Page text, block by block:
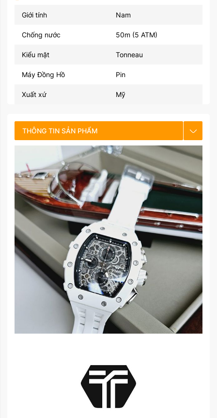
Giới tính Nam
Chống nước 50m (5 ATM)
Kiểu mặt Tonneau
Máy Đồng Hồ Pin
Xuất xứ Mỹ
THÔNG TIN SẢN PHẨM
CHẾ ĐỘ BẢO HÀNH
HƯỚNG DẪN SỬ DỤNG